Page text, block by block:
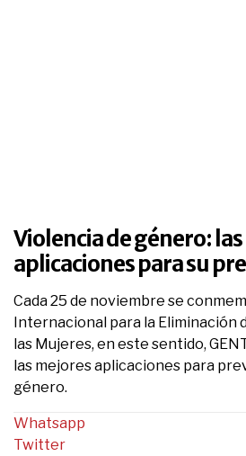
Violencia de género:
aplicaciones para su
Cada 25 de noviembre se
Internacional para la Eliminación
las Mujeres, en este sentido,
las mejores aplicaciones para
género.
Whatsapp
Twitter